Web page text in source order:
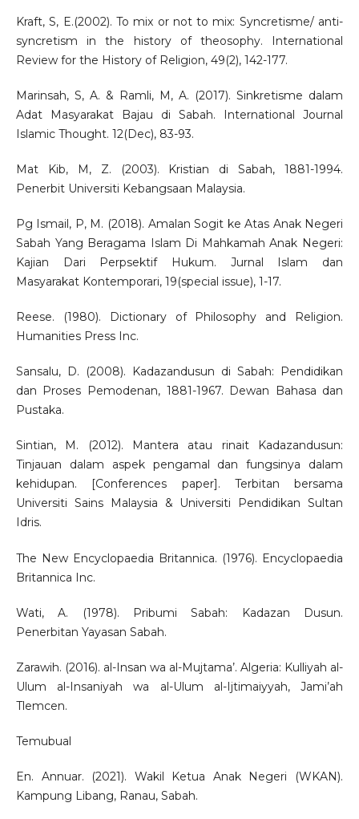
Kraft, S, E.(2002). To mix or not to mix: Syncretisme/ anti-
syncretism in the history of theosophy. International
Review for the History of Religion, 49(2), 142-177.
Marinsah, S, A. & Ramli, M, A. (2017). Sinkretisme dalam
Adat Masyarakat Bajau di Sabah. International Journal
Islamic Thought. 12(Dec), 83-93.
Mat Kib, M, Z. (2003). Kristian di Sabah, 1881-1994.
Penerbit Universiti Kebangsaan Malaysia.
Pg Ismail, P, M. (2018). Amalan Sogit ke Atas Anak Negeri
Sabah Yang Beragama Islam Di Mahkamah Anak Negeri:
Kajian Dari Perpsektif Hukum. Jurnal Islam dan
Masyarakat Kontemporari, 19(special issue), 1-17.
Reese. (1980). Dictionary of Philosophy and Religion.
Humanities Press Inc.
Sansalu, D. (2008). Kadazandusun di Sabah: Pendidikan
dan Proses Pemodenan, 1881-1967. Dewan Bahasa dan
Pustaka.
Sintian, M. (2012). Mantera atau rinait Kadazandusun:
Tinjauan dalam aspek pengamal dan fungsinya dalam
kehidupan. [Conferences paper]. Terbitan bersama
Universiti Sains Malaysia & Universiti Pendidikan Sultan
Idris.
The New Encyclopaedia Britannica. (1976). Encyclopaedia
Britannica Inc.
Wati, A. (1978). Pribumi Sabah: Kadazan Dusun.
Penerbitan Yayasan Sabah.
Zarawih. (2016). al-Insan wa al-Mujtama’. Algeria: Kulliyah al-
Ulum al-Insaniyah wa al-Ulum al-Ijtimaiyyah, Jami’ah
Tlemcen.
Temubual
En. Annuar. (2021). Wakil Ketua Anak Negeri (WKAN).
Kampung Libang, Ranau, Sabah.